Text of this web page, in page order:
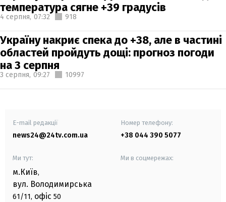
температура сягне +39 градусів
4 серпня, 07:32 918
Україну накриє спека до +38, але в частині
областей пройдуть дощі: прогноз погоди
на 3 серпня
3 серпня, 09:27 10997
E-mail редакції
news24@24tv.com.ua
Номер телефону:
+38 044 390 5077
Ми тут:
м.Київ,
вул. Володимирська
61/11, офіс 50
Ми в соцмережах: